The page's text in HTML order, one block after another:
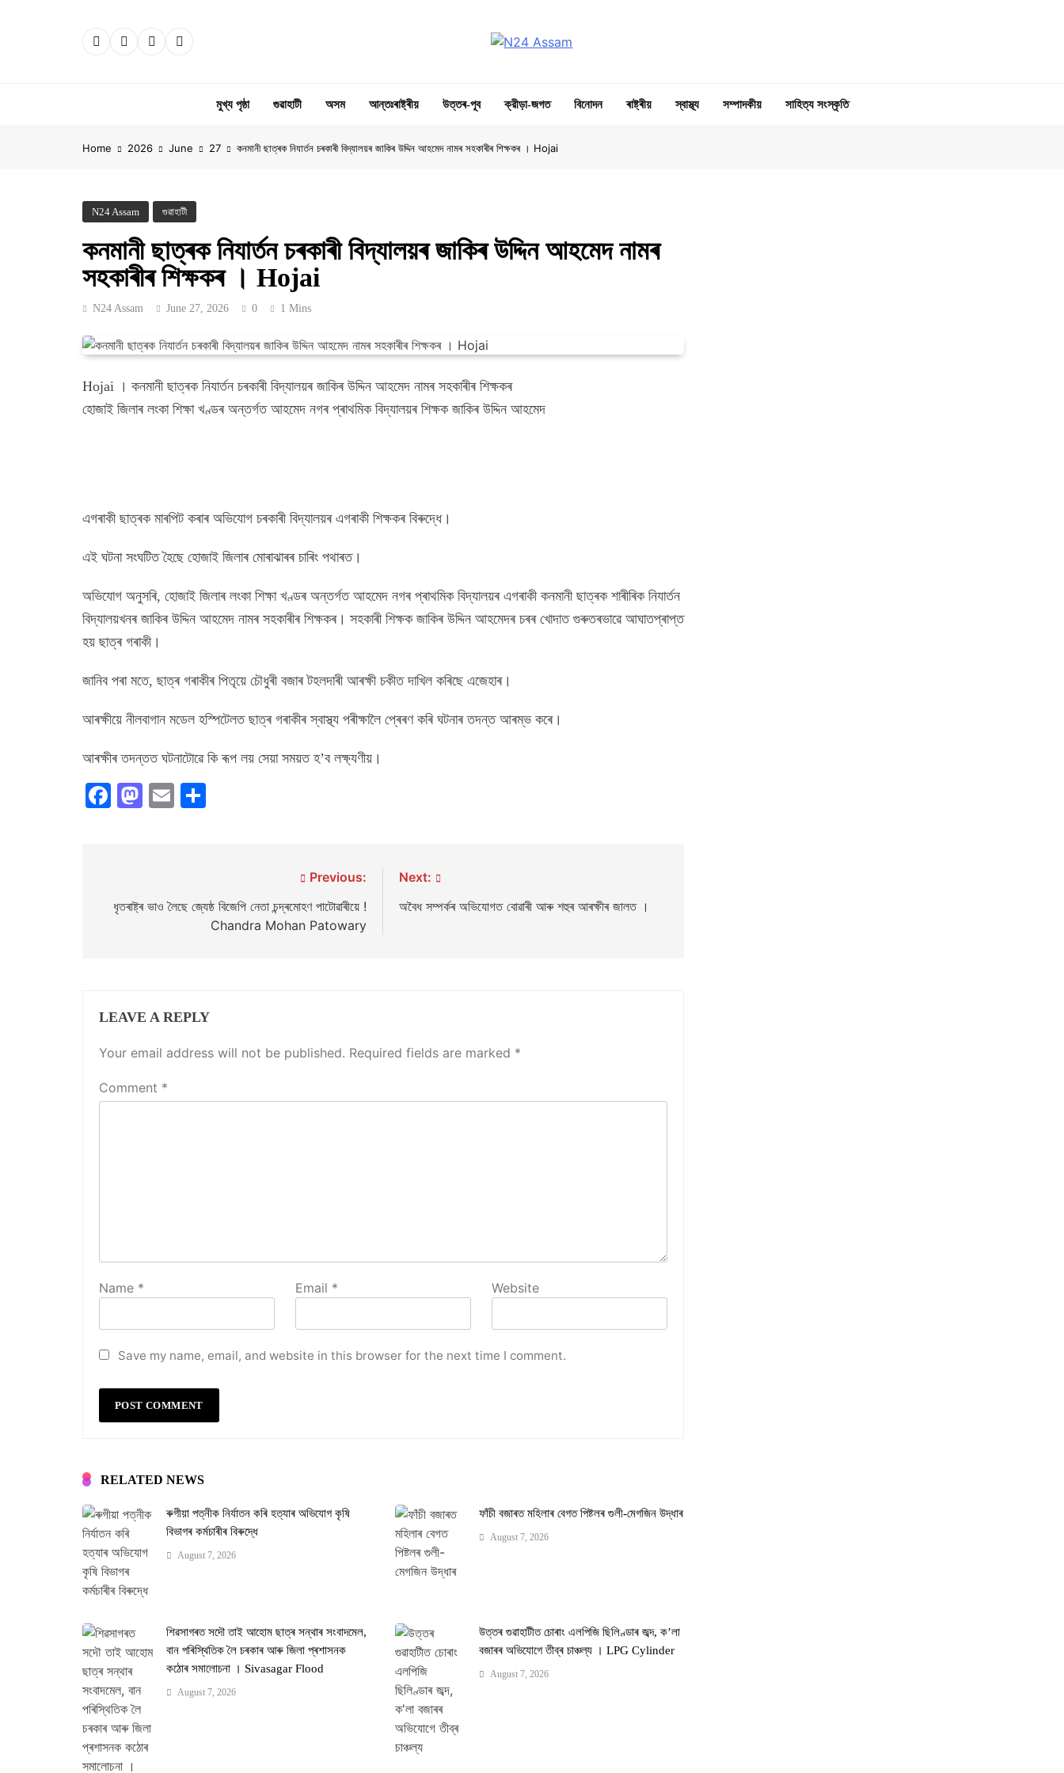
মুখ্য পৃষ্ঠা গুৱাহাটী অসম আন্তঃৰাষ্ট্ৰীয় উত্তৰ-পূব ক্রীড়া-জগত বিনোদন ৰাষ্ট্ৰীয় স্বাস্থ্য সম্পাদকীয় সাহিত্য সংস্কৃতি
Home 2026 June 27 কনমানী ছাত্ৰক নিযাৰ্তন চৰকাৰী বিদ্যালয়ৰ জাকিৰ উদ্দিন আহমেদ নামৰ সহকাৰীৰ শিক্ষকৰ । Hojai
N24 Assam গুৱাহাটী
কনমানী ছাত্ৰক নিযাৰ্তন চৰকাৰী বিদ্যালয়ৰ জাকিৰ উদ্দিন আহমেদ নামৰ
সহকাৰীৰ শিক্ষকৰ । Hojai
N24 Assam June 27, 2026 0 1 Mins
Hojai । কনমানী ছাত্ৰক নিযাৰ্তন চৰকাৰী বিদ্যালয়ৰ জাকিৰ উদ্দিন আহমেদ নামৰ সহকাৰীৰ শিক্ষকৰ
হোজাই জিলাৰ লংকা শিক্ষা খণ্ডৰ অন্তৰ্গত আহমেদ নগৰ প্ৰাথমিক বিদ্যালয়ৰ শিক্ষক জাকিৰ উদ্দিন আহমেদ
এগৰাকী ছাত্ৰক মাৰপিট কৰাৰ অভিযোগ চৰকাৰী বিদ্যালয়ৰ এগৰাকী শিক্ষকৰ বিৰুদ্ধে।
এই ঘটনা সংঘটিত হৈছে হোজাই জিলাৰ মোৰাঝাৰৰ চাৰিং পথাৰত।
অভিযোগ অনুসৰি, হোজাই জিলাৰ লংকা শিক্ষা খণ্ডৰ অন্তৰ্গত আহমেদ নগৰ প্ৰাথমিক বিদ্যালয়ৰ এগৰাকী কনমানী ছাত্ৰক শাৰীৰিক নিযাৰ্তন
বিদ্যালয়খনৰ জাকিৰ উদ্দিন আহমেদ নামৰ সহকাৰীৰ শিক্ষকৰ। সহকাৰী শিক্ষক জাকিৰ উদ্দিন আহমেদৰ চৰৰ খোদাত গুৰুতৰভাৱে আঘাতপ্ৰাপ্ত
হয় ছাত্ৰ গৰাকী।
জানিব পৰা মতে, ছাত্ৰ গৰাকীৰ পিতৃয়ে চৌধুৰী বজাৰ টহলদাৰী আৰক্ষী চকীত দাখিল কৰিছে এজেহাৰ।
আৰক্ষীয়ে নীলবাগান মডেল হস্পিটেলত ছাত্ৰ গৰাকীৰ স্বাস্থ্য পৰীক্ষালৈ প্ৰেৰণ কৰি ঘটনাৰ তদন্ত আৰম্ভ কৰে।
আৰক্ষীৰ তদন্তত ঘটনাটোৱে কি ৰূপ লয় সেয়া সময়ত হ’ব লক্ষ্যণীয়।
Facebook
Mastodon
Email
navigation
Previous:
ধৃতৰাষ্ট্ৰ ভাও লৈছে জ্যেষ্ঠ বিজেপি নেতা চন্দ্ৰমোহণ পাটোৱাৰীয়ে !
Chandra Mohan Patowary
Next:
অবৈধ সম্পৰ্কৰ অভিযোগত বোৱাৰী আৰু শহুৰ আৰক্ষীৰ জালত ।
LEAVE A REPLY
Your email address will not be published. Required fields are marked *
Comment *
Name * Email * Website
Save my name, email, and website in this browser for the next time I comment.
RELATED NEWS
ৰুগীয়া পত্নীক নিৰ্যাতন কৰি হত্যাৰ অভিযোগ কৃষি
বিভাগৰ কৰ্মচাৰীৰ বিৰুদ্ধে
August 7, 2026
ফাঁচী বজাৰত মহিলাৰ বেগত পিষ্টলৰ গুলী-মেগজিন উদ্ধাৰ
August 7, 2026
শিৱসাগৰত সদৌ তাই আহোম ছাত্ৰ সন্থাৰ সংবাদমেল,
বান পৰিস্থিতিক লৈ চৰকাৰ আৰু জিলা প্ৰশাসনক
কঠোৰ সমালোচনা । Sivasagar Flood
August 7, 2026
উত্তৰ গুৱাহাটীত চোৰাং এলপিজি ছিলিণ্ডাৰ জব্দ, ক’লা
বজাৰৰ অভিযোগে তীব্ৰ চাঞ্চল্য । LPG Cylinder
August 7, 2026